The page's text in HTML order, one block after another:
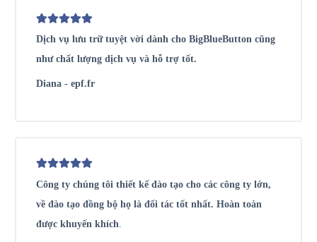
Dịch vụ lưu trữ tuyệt vời dành cho BigBlueButton cũng
như chất lượng dịch vụ và hỗ trợ tốt.
Diana - epf.fr
Công ty chúng tôi thiết kế đào tạo cho các công ty lớn,
về đào tạo đồng bộ họ là đối tác tốt nhất. Hoàn toàn
được khuyến khích